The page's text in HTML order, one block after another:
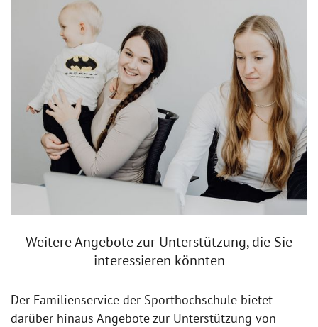
Weitere Angebote zur Unterstützung, die Sie
interessieren könnten
Der Familienservice der Sporthochschule bietet
darüber hinaus Angebote zur Unterstützung von